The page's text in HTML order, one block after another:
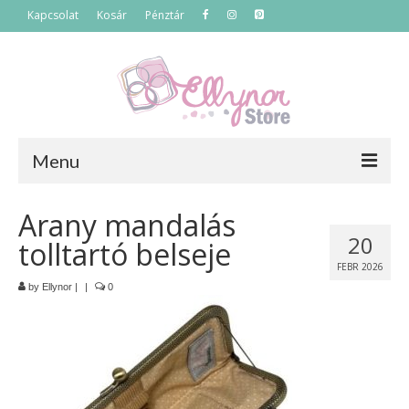
Kapcsolat Kosár Pénztár
Menu
Termékek
Szettek
Akciós termékek
Neszeszerek
20
FEBR 2026
Arany mandalás
tolltartó belseje
by Ellynor | | 0